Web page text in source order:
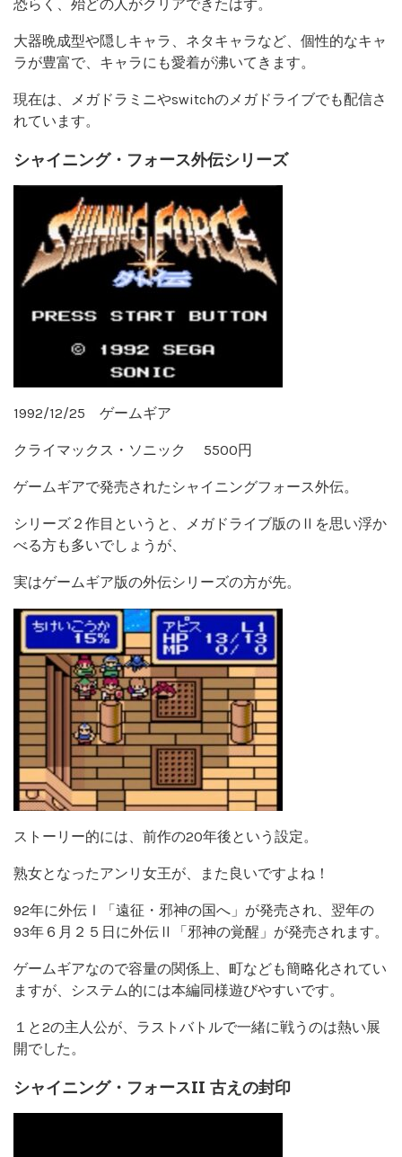
恐らく、殆どの人がクリアできたはず。
大器晩成型や隠しキャラ、ネタキャラなど、個性的なキャ
ラが豊富で、キャラにも愛着が沸いてきます。
現在は、メガドラミニやswitchのメガドライブでも配信さ
れています。
シャイニング・フォース外伝シリーズ
1992/12/25 ゲームギア
クライマックス・ソニック 5500円
ゲームギアで発売されたシャイニングフォース外伝。
シリーズ２作目というと、メガドライブ版のⅡを思い浮か
べる方も多いでしょうが、
実はゲームギア版の外伝シリーズの方が先。
ストーリー的には、前作の20年後という設定。
熟女となったアンリ女王が、また良いですよね！
92年に外伝Ⅰ「遠征・邪神の国へ」が発売され、翌年の
93年６月２５日に外伝Ⅱ「邪神の覚醒」が発売されます。
ゲームギアなので容量の関係上、町なども簡略化されてい
ますが、システム的には本編同様遊びやすいです。
１と2の主人公が、ラストバトルで一緒に戦うのは熱い展
開でした。
シャイニング・フォースII 古えの封印